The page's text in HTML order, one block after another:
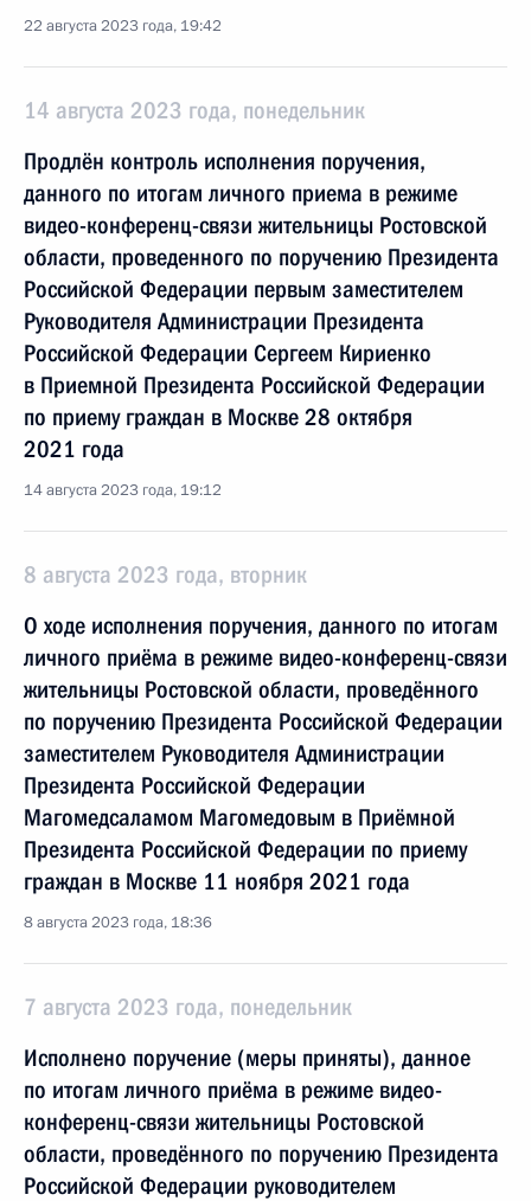
22 августа 2023 года, 19:42
14 августа 2023 года, понедельник
Продлён контроль исполнения поручения,
данного по итогам личного приема в режиме
видео-конференц-связи жительницы Ростовской
области, проведенного по поручению Президента
Российской Федерации первым заместителем
Руководителя Администрации Президента
Российской Федерации Сергеем Кириенко
в Приемной Президента Российской Федерации
по приему граждан в Москве 28 октября
2021 года
14 августа 2023 года, 19:12
8 августа 2023 года, вторник
О ходе исполнения поручения, данного по итогам
личного приёма в режиме видео-конференц-связи
жительницы Ростовской области, проведённого
по поручению Президента Российской Федерации
заместителем Руководителя Администрации
Президента Российской Федерации
Магомедсаламом Магомедовым в Приёмной
Президента Российской Федерации по приему
граждан в Москве 11 ноября 2021 года
8 августа 2023 года, 18:36
7 августа 2023 года, понедельник
Исполнено поручение (меры приняты), данное
по итогам личного приёма в режиме видео-
конференц-связи жительницы Ростовской
области, проведённого по поручению Президента
Российской Федерации руководителем